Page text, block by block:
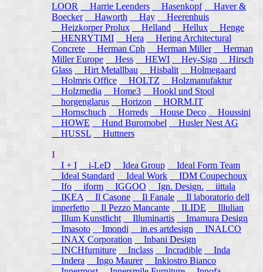
LOOR
Harrie Leenders Hasenkopf
Haver &
Boecker
Haworth Hay
Heerenhuis
Heizkorper Prolux
Helland Hellux
Henge
HENRYTIMI
Hera
Hering Architectural
Concrete
Herman Cph Herman Miller
Herman
Miller Europe
Hess HEWI Hey-Sign
Hirsch
Glass
Hirt Metallbau Hisbalit
Holmegaard
Holmris Office
HOLTZ
Holzmanufaktur
Holzmedia
Home3
Hookl und Stool
horgenglarus
Horizon
HORM.IT
Hornschuch
Horreds House Deco
Houssini
HOWE
Hund Buromobel
Husler Nest AG
HUSSL
Huttners
I
I + I
i-LeD Idea Group
Ideal Form Team
Ideal Standard
Ideal Work
IDM Coupechoux
Ifo
iform IGGOO Ign. Design.
iittala
IKEA
Il Casone Il Fanale
Il laboratorio dell
imperfetto
Il Pezzo Mancante ILIDE
Illulian
Illum Kunstlicht
Illuminartis
Imamura Design
Imasoto
Imondi in.es artdesign
INALCO
INAX Corporation
Inbani Design
INCHfurniture
Inclass Incradible
Inda
Indera
Ingo Maurer
Inkiostro Bianco